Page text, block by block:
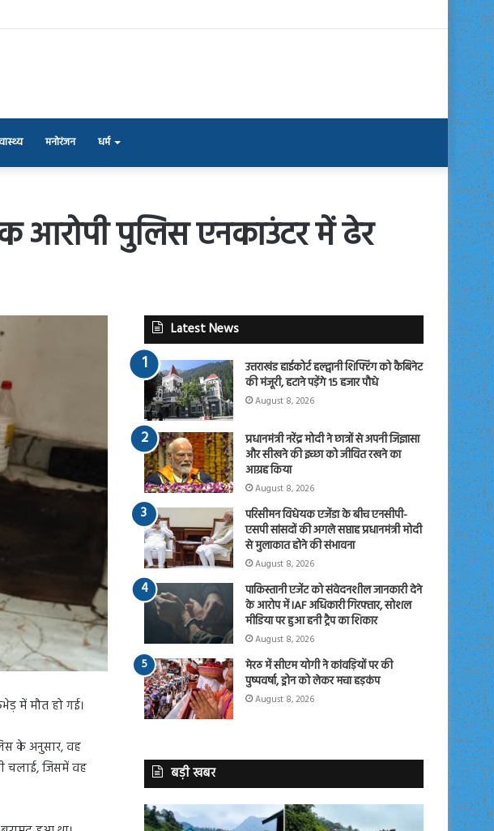
मनोरंजन धर्म
आरोपी पुलिस एनकाउंटर में ढेर
में मौत हो गई।
के अनुसार, वह
चलाई, जिसमें वह
Latest News
उत्तराखंड हाईकोर्ट हल्द्वानी शिफ्टिंग को कैबिनेट
की मंजूरी, हटाने पड़ेंगे 15 हजार पौधे
August 8, 2026
प्रधानमंत्री नरेंद्र मोदी ने छात्रों से अपनी जिज्ञासा
और सीखने की इच्छा को जीवित रखने का
आग्रह किया
August 8, 2026
परिसीमन विधेयक एजेंडा के बीच एनसीपी-
एसपी सांसदों की अगले सप्ताह प्रधानमंत्री मोदी
से मुलाकात होने की संभावना
August 8, 2026
पाकिस्तानी एजेंट को संवेदनशील जानकारी देने
के आरोप में IAF अधिकारी गिरफ्तार, सोशल
मीडिया पर हुआ हनी ट्रैप का शिकार
August 8, 2026
मेरठ में सीएम योगी ने कांवड़ियों पर की
पुष्पवर्षा, ड्रोन को लेकर मचा हड़कंप
August 8, 2026
बड़ी खबर